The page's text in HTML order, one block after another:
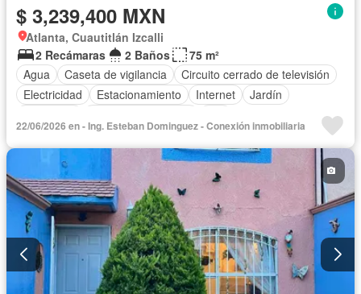
$ 3,239,400 MXN
Atlanta, Cuautitlán Izcalli
2 Recámaras
2 Baños
75 m²
Agua
Caseta de vigilancia
Circuito cerrado de televisión
Electricidad
Estacionamiento Internet
Jardín
22/06/2026 en - Ing. Esteban Dominguez - Conexión inmobiliaria